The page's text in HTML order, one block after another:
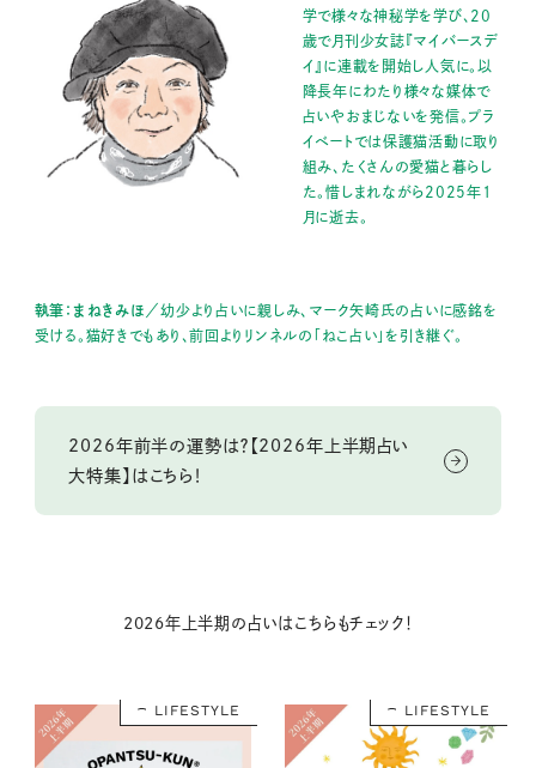
学で様々な神秘学を学び、20
歳で月刊少女誌『マイバースデ
イ』に連載を開始し人気に。以
降長年にわたり様々な媒体で
占いやおまじないを発信。プラ
イベートでは保護猫活動に取り
組み、たくさんの愛猫と暮らし
た。惜しまれながら2025年1
月に逝去。
執筆：まねきみほ ／幼少より占いに親しみ、マーク矢崎氏の占いに感銘を
受ける。猫好きでもあり、前回よりリンネルの「ねこ占い」を引き継ぐ。
2026年前半の運勢は？【2026年上半期占い
大特集】はこちら！
2026年上半期の占いはこちらもチェック！
LIFESTYLE LIFESTYLE